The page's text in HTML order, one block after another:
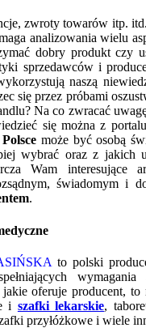
zwroty towarów itp.
analizowania wielu
dobry produkt czy
sprzedawców i
naszą
się przez próbami
Na co zwracać
się można z
może być osobą
wybrać oraz z jakich
Wam interesujące
świadomym i
.
to polski
oferuje producent,
i szafki lekarskie,
przyłóżkowe i wiele